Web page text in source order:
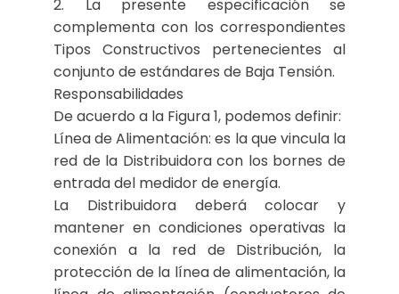
2. La presente especificación se
complementa con los correspondientes
Tipos Constructivos pertenecientes al
conjunto de estándares de Baja Tensión.
Responsabilidades
De acuerdo a la Figura 1, podemos definir:
Línea de Alimentación: es la que vincula la
red de la Distribuidora con los bornes de
entrada del medidor de energía.
La Distribuidora deberá colocar y
mantener en condiciones operativas la
conexión a la red de Distribución, la
protección de la línea de alimentación, la